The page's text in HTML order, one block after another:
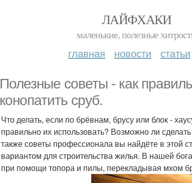
ЛАЙФХАКИ
маленькие, полезные
главная новости статьи
Полезные советы - как
конопатить сруб.
Что делать, если по брёвнам, брусу или блок -
правильно их использовать? Возможно ли
также советы профессионала вы найдёте в этой
вариантом для строительства жилья. В нашей
при помощи топора и пилы, перекладывая мхом